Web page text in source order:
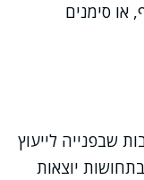
או סימנים
שבפנייה לייעוץ
יוצאות